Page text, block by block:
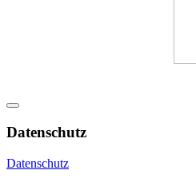
Datenschutz
Datenschutz